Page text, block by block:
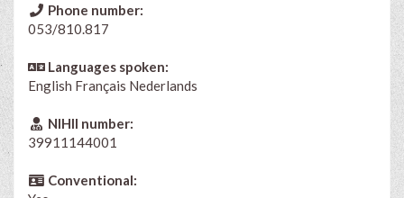
Phone number:
053/810.817
Languages spoken:
English Français Nederlands
NIHII number:
39911144001
Conventional: